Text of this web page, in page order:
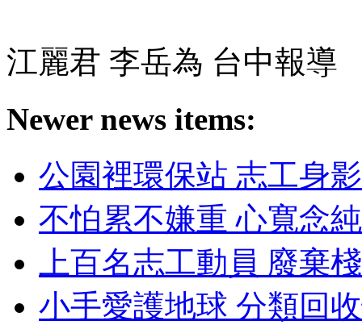
江麗君 李岳為 台中報導
Newer news items:
公園裡環保站 志工身
不怕累不嫌重 心寬念
上百名志工動員 廢棄
小手愛護地球 分類回